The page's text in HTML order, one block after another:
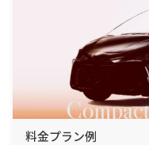
料金プラン例